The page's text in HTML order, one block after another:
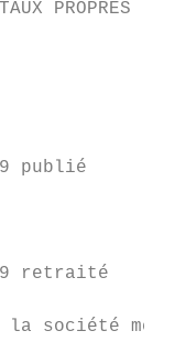
PROPRES
2019
2019
de la